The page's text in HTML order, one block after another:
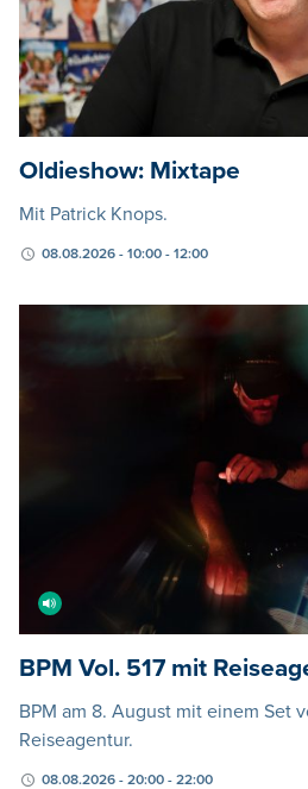
Oldieshow: Mixtape
Mit Patrick Knops.
08.08.2026 - 10:00 - 12:00
BPM Vol. 517 mit
BPM am 8. August mit einem Set
Reiseagentur.
08.08.2026 - 20:00 - 22:00